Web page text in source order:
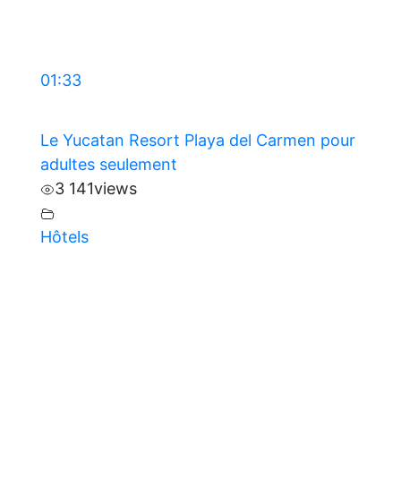
01:33
Le Yucatan Resort Playa del Carmen pour
adultes seulement
3 141views
Hôtels